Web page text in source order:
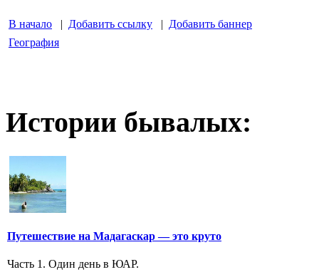
В начало | Добавить ссылку | Добавить баннер
География
Истории бывалых:
Путешествие на Мадагаскар — это круто
Часть 1. Один день в ЮАР.